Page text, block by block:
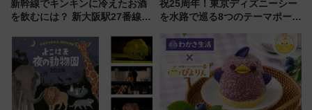
新幹線でキンキンに冷えたお酒
を飲むには？ 新大阪駅27番線ホ
レス「カップ氷」専用自販機が
話題！
祝25周年！東京ディズニーシー
を水路で巡る8つのテーマポート